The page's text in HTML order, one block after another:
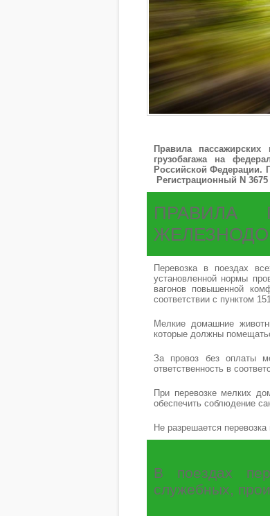
Правила
грузобагажа на
Российской Федерации.
Регистрационный N 3675
Перевозка в поездах
установленной нормы
вагонов повышенной
соответствии с пунктом
Мелкие домашние
которые должны
За провоз без оплаты
ответственность в
При перевозке мелких
обеспечить соблюдение
Не разрешается
В поездах
служебных,